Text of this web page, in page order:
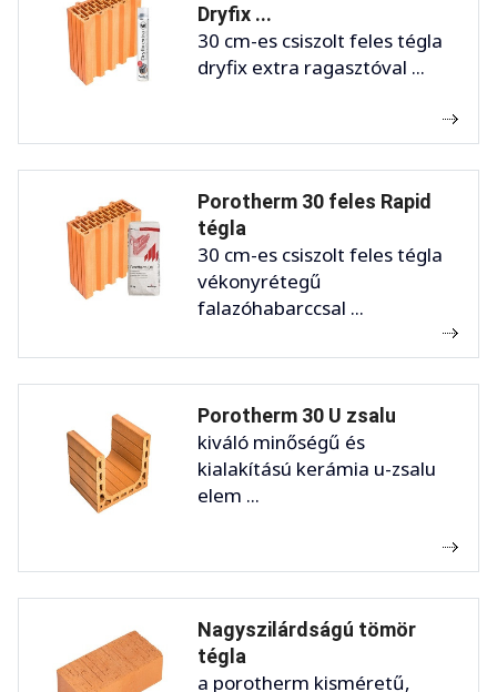
Dryfix ...
30 cm-es csiszolt feles tégla
dryfix extra ragasztóval ...
Porotherm 30 feles Rapid
tégla
30 cm-es csiszolt feles tégla
vékonyrétegű
falazóhabarccsal ...
Porotherm 30 U zsalu
kiváló minőségű és
kialakítású kerámia u-zsalu
elem ...
Nagyszilárdságú tömör
tégla
a porotherm kisméretű,